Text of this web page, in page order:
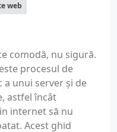
web
comodă, nu sigură.
procesul de
a unui server și de
astfel încât
internet să nu
Acest ghid